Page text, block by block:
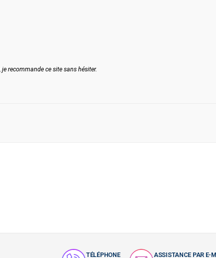
recommande ce site sans hésiter.
TÉLÉPHONE ASSISTANCE PAR E-